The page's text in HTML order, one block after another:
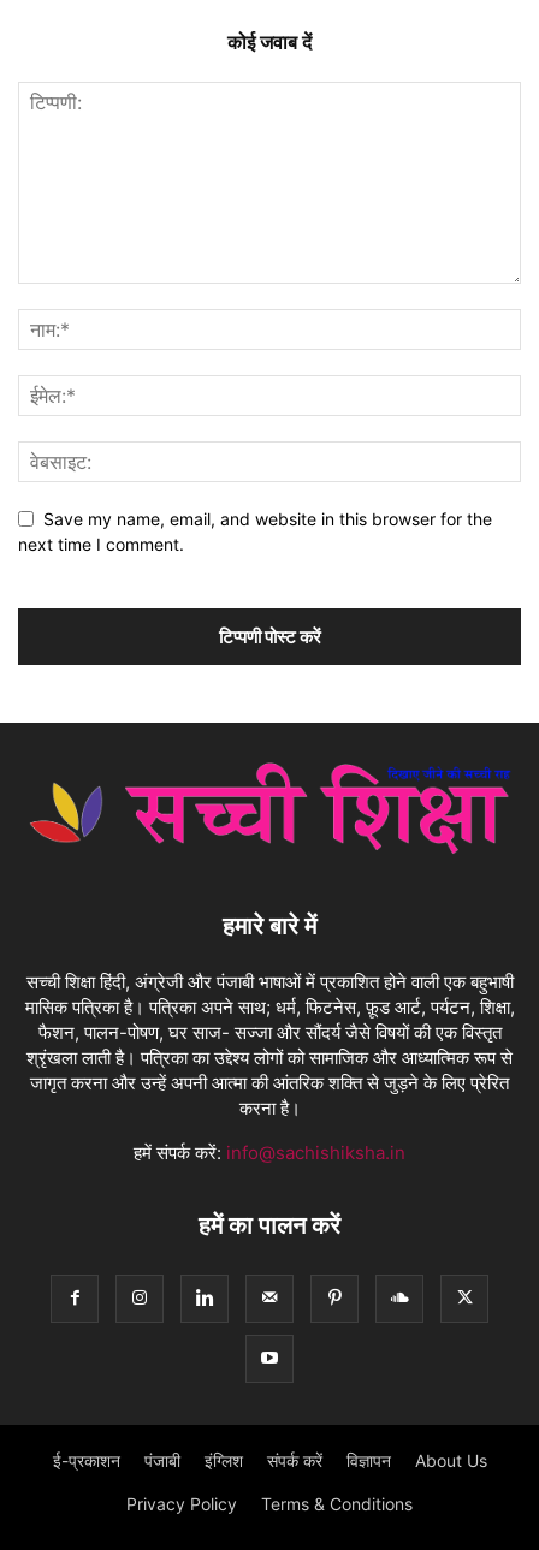
कोई जवाब दें
Save my name, email, and website in this browser for the
next time I comment.
हमारे बारे में
सच्ची शिक्षा हिंदी, अंग्रेजी और पंजाबी भाषाओं में प्रकाशित होने वाली एक बहुभाषी
मासिक पत्रिका है। पत्रिका अपने साथ; धर्म, फिटनेस, फ़ूड आर्ट, पर्यटन, शिक्षा,
फैशन, पालन-पोषण, घर साज- सज्जा और सौंदर्य जैसे विषयों की एक विस्तृत
श्रृंखला लाती है। पत्रिका का उद्देश्य लोगों को सामाजिक और आध्यात्मिक रूप से
जागृत करना और उन्हें अपनी आत्मा की आंतरिक शक्ति से जुड़ने के लिए प्रेरित
करना है।
हमें संपर्क करें: info@sachishiksha.in
हमें का पालन करें
ई-प्रकाशन पंजाबी इंग्लिश संपर्क करें विज्ञापन About Us
Privacy Policy Terms & Conditions